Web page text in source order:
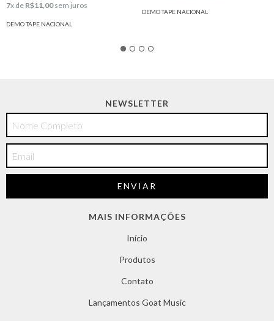
7x de R$11,00sem juros
DEMO TAPE NACIONAL
DEMO TAPE NACIONAL
NEWSLETTER
MAIS INFORMAÇÕES
Início
Produtos
Contato
Lançamentos Goat Music